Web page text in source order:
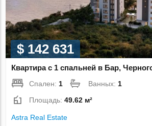
$ 142 631
Квартира с 1 спальней в Бар,
Спален: 1 Ванных: 1
Площадь:49.62 м²
Astra Real Estate